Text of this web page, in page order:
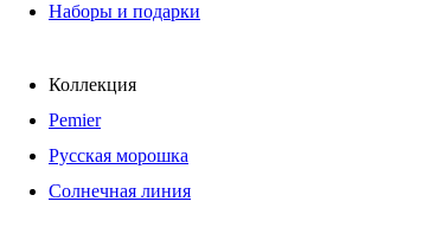
Наборы и подарки
Коллекция
Pemier
Русская морошка
Солнечная линия